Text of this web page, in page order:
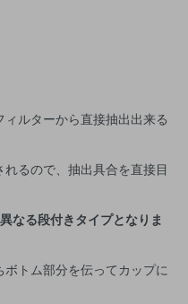
ルターから直接抽出出来る
るので、抽出具合を直接目
なる段付きタイプとなりま
トム部分を伝ってカップに